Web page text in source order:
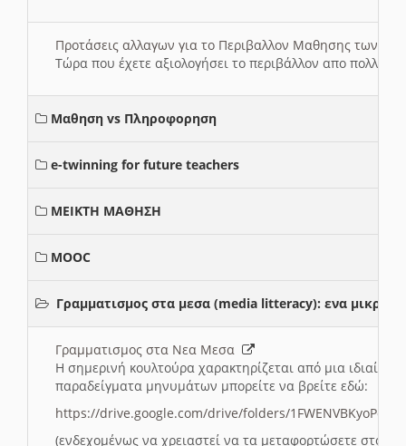
Προτάσεις αλλαγων για το Περιβαλλον Μαθησης των
Τώρα που έχετε αξιολογήσει το περιβάλλον απο πολλές
Μαθηση vs Πληροφορηση
e-twinning for future teachers
ΜΕΙΚΤΗ ΜΑΘΗΣΗ
MOOC
Γραμματισμος στα μεσα (media litteracy): ενα μικρο
Γραμματισμος στα Νεα Μεσα
Η σημερινή κουλτούρα χαρακτηρίζεται από μια
παραδείγματα μηνυμάτων μπορείτε να βρείτε εδώ:
https://drive.google.com/drive/folders/
(ενδεχομένως να χρειαστεί να τα μεταφορτώσετε στο